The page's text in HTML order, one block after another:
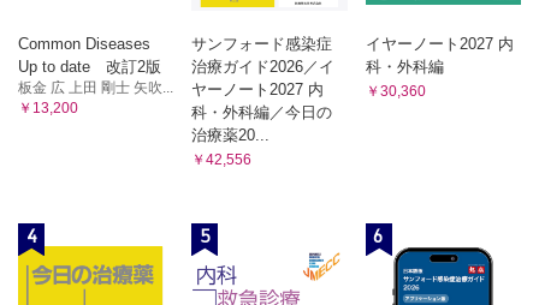
Common Diseases
Up to date 改訂2版
板金 広 上田 剛士 矢吹...
￥13,200
サンフォード感染症
治療ガイド2026／イ
ヤーノート2027 内
科・外科編／今日の
治療薬20...
￥42,556
イヤーノート2027 内
科・外科編
￥30,360
4 5 6